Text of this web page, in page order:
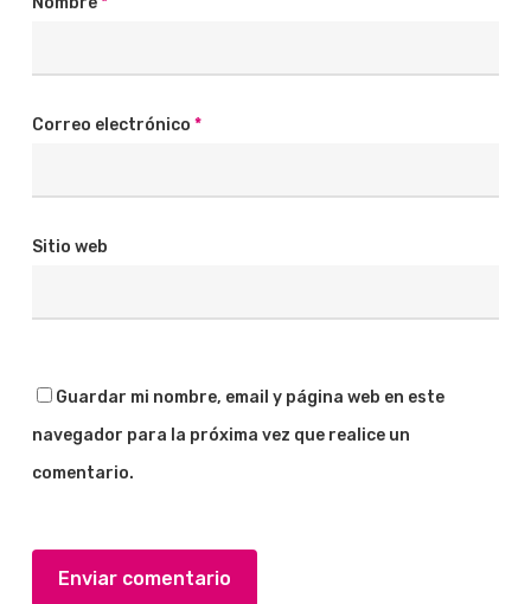
Correo electrónico *
Sitio web
Guardar mi nombre, email y página web en este
navegador para la próxima vez que realice un
comentario.